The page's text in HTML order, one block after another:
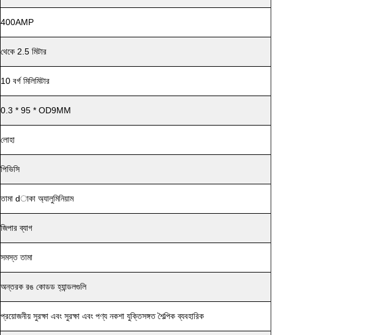
400AMP
থেকে 2.5 মিটার
10 বর্গ মিলিমিটার
0.3 * 95 * OD9MM
লোহা
পিভিসি
তামা dাকা অ্যালুমিনিয়াম
জিপার ব্যাগ
সমস্ত তামা
অন্তরক রঙ কোডড হ্যান্ডলগুলি
প্রয়োজনীয় সুরক্ষা এবং সুরক্ষা এবং পণ্য নকশা যুক্তিসঙ্গত শৈল্পিক ব্যবহারিক